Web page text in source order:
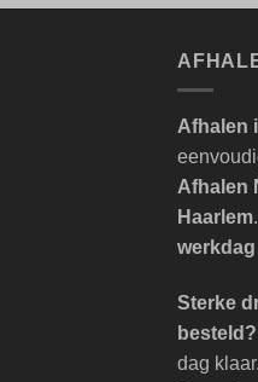
Afhalen
Afhalen
Haarlem
werkdag
Sterke
besteld?
dag klaar.